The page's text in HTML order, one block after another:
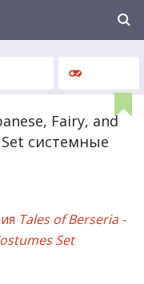
Fairy, and
системные
Tales of Berseria -
Set